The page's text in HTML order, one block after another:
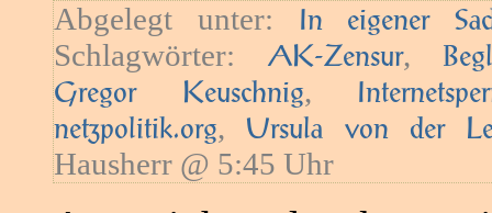
Abgelegt unter: In eigener
Schlagwörter: AK-Zensur,
Gregor Keuschnig,
netzpolitik.org, Ursula von der
Hausherr @ 5:45 Uhr